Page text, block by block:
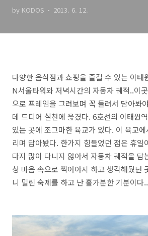
by KODOS 2013. 6. 12.
다양한 음식점과 쇼핑을 즐길 수 있는 이태
N서울타워와 저녁시간의 자동차 궤적..이
으로 프레임을 그려보며 꼭 들려서 담아봐
데 드디어 실천에 옮겼다. 6호선의 이태원
있는 곳에 조그마한 육교가 있다. 이 육교
리며 담아봤다. 한가지 힘들었던 점은 휴일
다지 많이 다니지 않아서 자동차 궤적을 담
상 마음 속으로 찍어야지 하고 생각해뒀던
니 밀린 숙제를 하고 난 홀가분한 기분이다..